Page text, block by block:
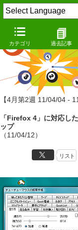
カテゴリ 過去記事
【4月第2週 11/04/04 -
「Firefox 4」に対応し
ップ
（11/04/12）
リスト